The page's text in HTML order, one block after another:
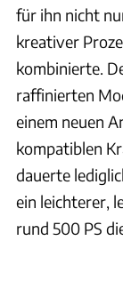
für ihn nicht
kreativer
kombinierte.
raffinierten
einem neuen
kompatiblen
dauerte
ein leichterer,
rund 500 PS